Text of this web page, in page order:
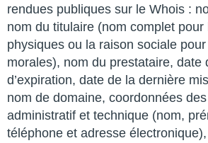
rendues publiques sur le Whois :
nom du titulaire (nom complet
physiques ou la raison sociale
morales), nom du prestataire, date
d’expiration, date de la dernière
nom de domaine, coordonnées
administratif et technique (nom,
téléphone et adresse